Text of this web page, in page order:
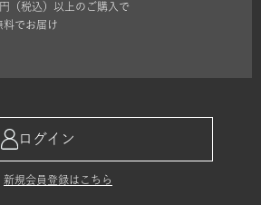
（税込）以上のご購入で
料でお届け
ログイン
新規会員登録はこちら